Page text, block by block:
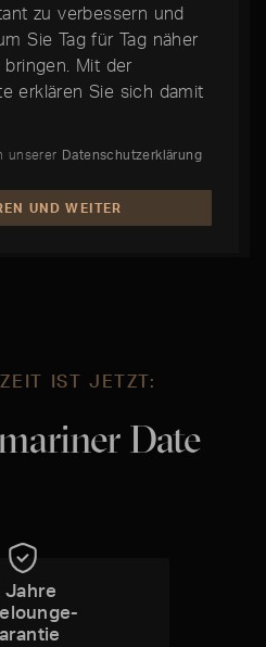
1926 von
das erste wasserdichte
der Welt. Lünette,
sind
IST JETZT:
Date
Jahre
zu verbessern und
Sie Tag für Tag näher
bringen. Mit der
erklären Sie sich damit
unserer Datenschutzerklärung
UND WEITER